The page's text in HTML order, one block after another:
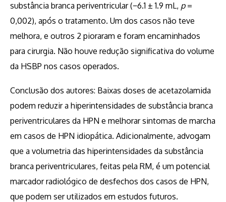
substância branca periventricular (−6.1 ± 1.9 mL, p=
0,002), após o tratamento. Um dos casos não teve
melhora, e outros 2 pioraram e foram encaminhados
para cirurgia. Não houve redução significativa do volume
da HSBP nos casos operados.
Conclusão dos autores: Baixas doses de acetazolamida
podem reduzir a hiperintensidades de substância branca
periventriculares da HPN e melhorar sintomas de marcha
em casos de HPN idiopática. Adicionalmente, advogam
que a volumetria das hiperintensidades da substância
branca periventriculares, feitas pela RM, é um potencial
marcador radiológico de desfechos dos casos de HPN,
que podem ser utilizados em estudos futuros.